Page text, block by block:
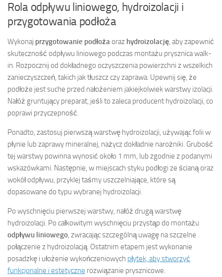
Rola odpływu liniowego, hydroizolacji i
przygotowania podłoża
Wykonaj przygotowanie podłożaoraz hydroizolację, aby zapewnić
skuteczność odpływu liniowego podczas montażu prysznica walk-
in. Rozpocznij od dokładnego oczyszczenia powierzchni z wszelkich
zanieczyszczeń, takich jak tłuszcz czy zaprawa. Upewnij się, że
podłoże jest suche przed nałożeniem jakiejkolwiek warstwy izolacji.
Nałóż gruntujący preparat, jeśli to zaleca producent hydroizolacji, co
poprawi przyczepność.
Ponadto, zastosuj pierwszą warstwę hydroizolacji, używając folii w
płynie lub zaprawy mineralnej, nażycz dokładnie narożniki. Grubość
tej warstwy powinna wynosić około 1 mm, lub zgodnie z podanymi
wskazówkami. Następnie, w miejscach styku podłogi ze ścianą oraz
wokół odpływu, przyklej taśmy uszczelniające, które są
dopasowane do typu wybranej hydroizolacji.
Po wyschnięciu pierwszej warstwy, nałóż drugą warstwę
hydroizolacji. Po całkowitym wyschnięciu przystąp do montażu
odpływu liniowego, zwracając szczególną uwagę na szczelne
połączenie z hydroizolacją. Ostatnim etapem jest wykonanie
posadzkę i ułożenie wykończeniowych płytek, aby stworzyć
funkcjonalne i estetyczne rozwiązanie prysznicowe.